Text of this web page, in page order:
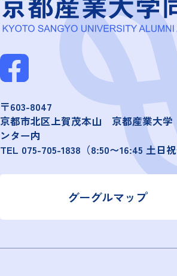
〒603-8047
京都市北区上賀茂本山 京都産業大
ンター内
TEL 075-705-1838 （8:50〜16:45 土日祝
グーグルマップ